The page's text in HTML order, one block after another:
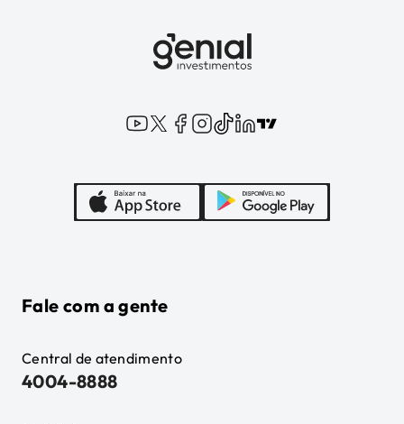
Fale com a gente
Central de atendimento
4004-8888